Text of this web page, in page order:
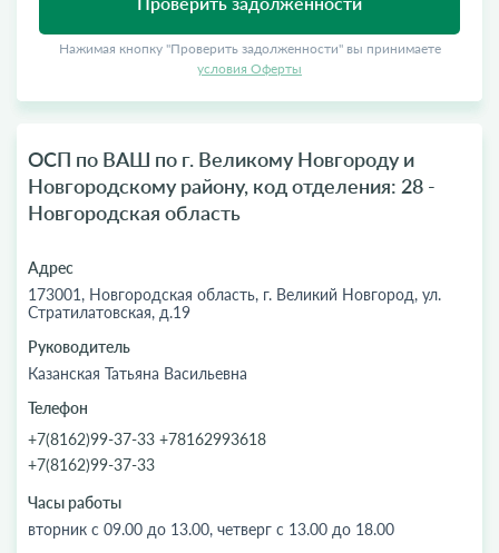
Нажимая кнопку "Проверить задолженности" вы принимаете
условия Оферты
ОСП по ВАШ по г. Великому Новгороду и
Новгородскому району, код отделения: 28 -
Новгородская область
Адрес
173001, Новгородская область, г. Великий Новгород, ул.
Стратилатовская, д.19
Руководитель
Казанская Татьяна Васильевна
Телефон
+7(8162)99-37-33 +78162993618
+7(8162)99-37-33
Часы работы
вторник с 09.00 до 13.00, четверг с 13.00 до 18.00